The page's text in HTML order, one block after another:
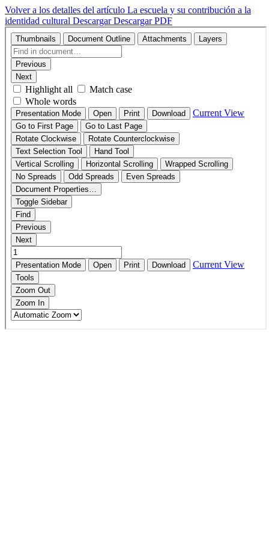
Volver a los detalles del artículo La escuela y su contribución a la
identidad cultural DescargarDescargar PDF